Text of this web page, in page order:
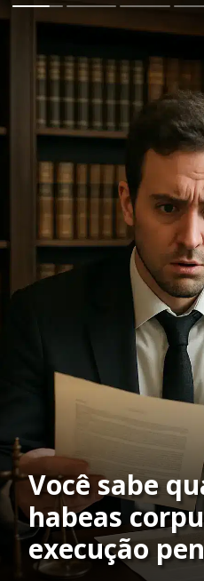
Você sabe
habeas
execução